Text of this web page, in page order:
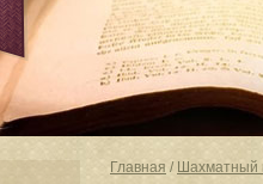
Главная / Шахматный